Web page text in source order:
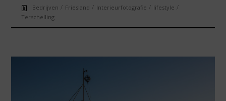
Bedrijven / Friesland / Interieurfotografie / lifestyle /
Terschelling